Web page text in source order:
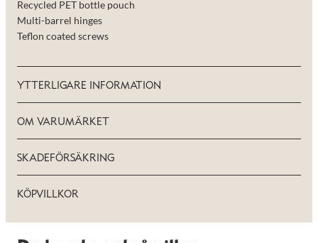
Recycled PET bottle pouch
Multi-barrel hinges
Teflon coated screws
YTTERLIGARE INFORMATION
OM VARUMÄRKET
SKADEFÖRSÄKRING
KÖPVILLKOR
de här
kakorna
kommer viss
funktionalitet
från
hemsidan.
Marknadsföring
Genom att dela
med dig av dina
intressen och ditt
beteende när du
surfar ökar du
chansen att få se
anpassat innehåll